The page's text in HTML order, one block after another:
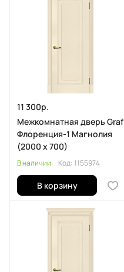
11 300р.
Межкомнатная дверь Graf
Флоренция-1 Магнолия
(2000 х 700)
В наличии Код: 1155974
В корзину